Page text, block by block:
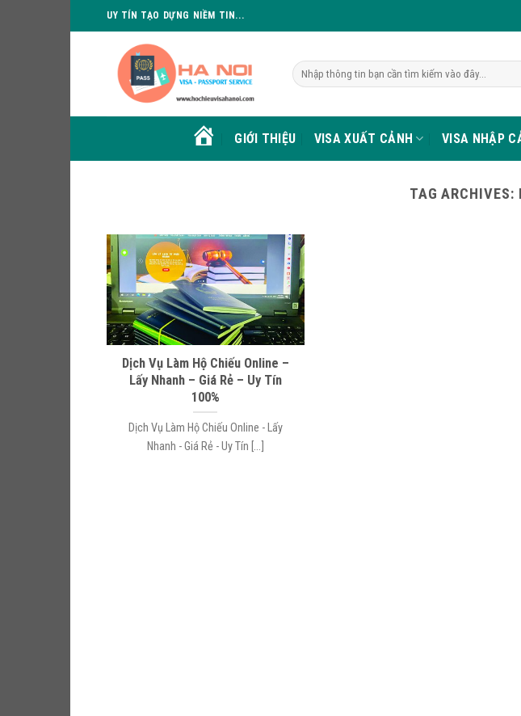
to
UY TÍN TẠO DỰNG NIỀM TIN...
HOME GIỚI THIỆU VISA XUẤT CẢNH VISA NHẬP
TAG ARCHIVES:
Dịch Vụ Làm Hộ Chiếu Online –
Lấy Nhanh – Giá Rẻ – Uy Tín
100%
Dịch Vụ Làm Hộ Chiếu Online - Lấy
Nhanh - Giá Rẻ - Uy Tín [...]